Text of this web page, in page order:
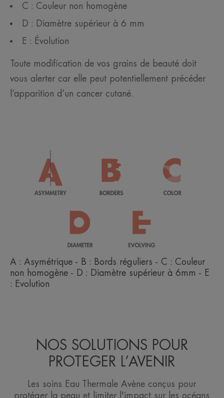
C : Couleur non homogène
D : Diamètre supérieur à 6 mm
E : Évolution
Toute modification de vos grains de beauté doit
vous alerter car elle peut potentiellement précéder
l’apparition d’un cancer cutané.
A : Asymétrique - B : Bords réguliers - C : Couleur
non homogène - D : Diamètre supérieur à 6mm - E
: Evolution
NOS SOLUTIONS POUR
PROTEGER L’AVENIR
Les soins Eau Thermale Avène conçus pour
protéger la peau et limiter l'impact sur les océans